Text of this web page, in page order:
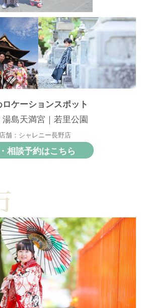
ロケーションスポット
湯島天満宮｜若里公園
舗：シャレニー長野店
相談予約はこちら